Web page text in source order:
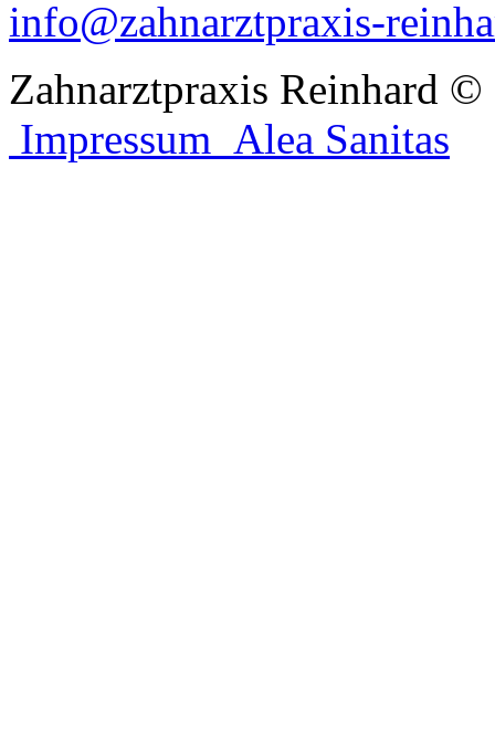
info@zahnarztpraxis-
Zahnarztpraxis Reinhard ©
Impressum Alea Sanitas